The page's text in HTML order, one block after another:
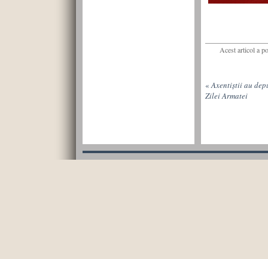
Acest articol a
«Axentiștii au
Zilei Armatei